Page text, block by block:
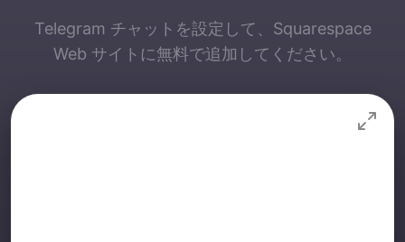
Telegram チャットを設定して、Squarespace
Web サイトに無料で追加してください。